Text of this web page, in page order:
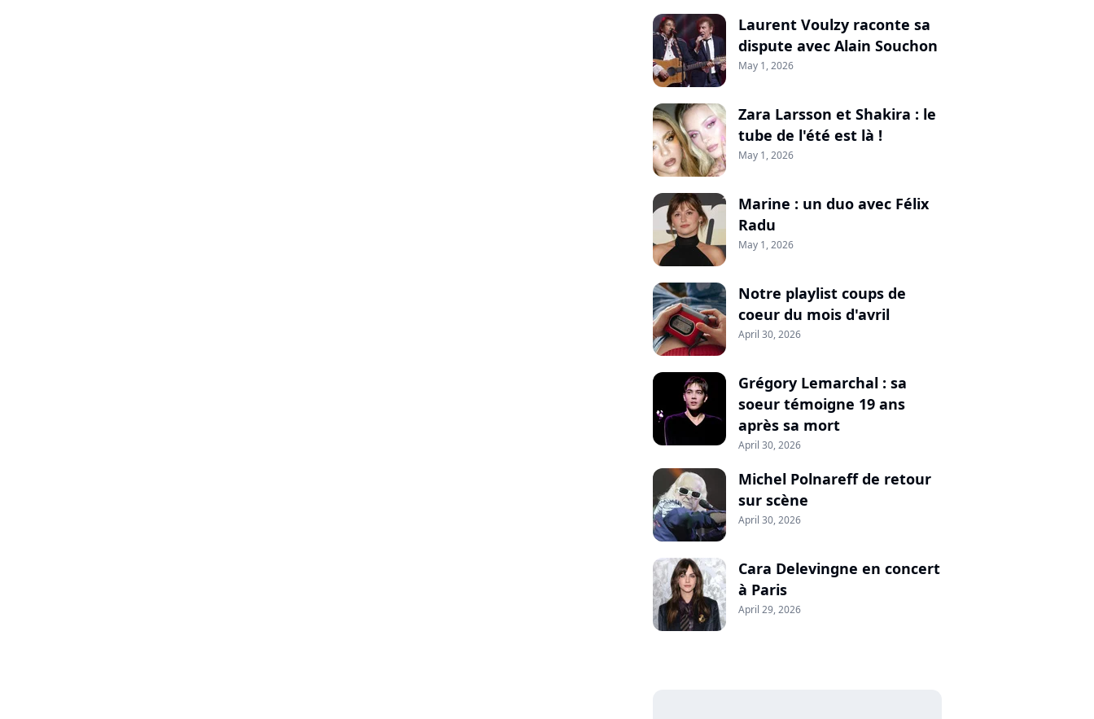
Laurent Voulzy raconte sa
dispute avec Alain Souchon
May 1, 2026
Zara Larsson et Shakira : le
tube de l'été est là !
May 1, 2026
Marine : un duo avec Félix
Radu
May 1, 2026
Notre playlist coups de
coeur du mois d'avril
April 30, 2026
Grégory Lemarchal : sa
soeur témoigne 19 ans
après sa mort
April 30, 2026
Michel Polnareff de retour
sur scène
April 30, 2026
Cara Delevingne en concert
à Paris
April 29, 2026